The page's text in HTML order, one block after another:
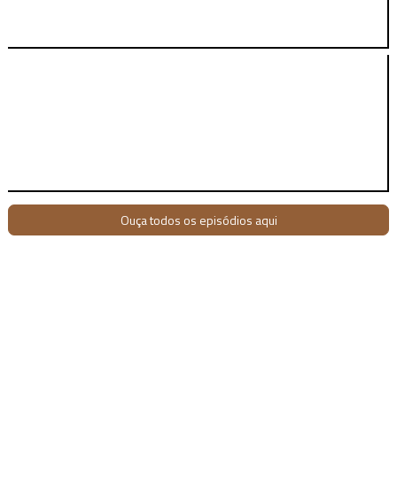
Ouça todos os episódios aqui